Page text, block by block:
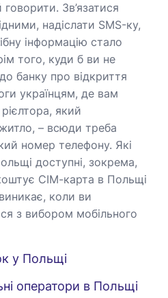
Зв’язатися
надіслати SMS-ку,
інформацію стало
того, куди б ви не
банку про відкриття
українцям, де вам
який
– всюди треба
номер телефону. Які
доступні, зокрема,
СІМ-карта в Польщі
коли ви
з вибором мобільного
у Польщі
оператори в Польщі